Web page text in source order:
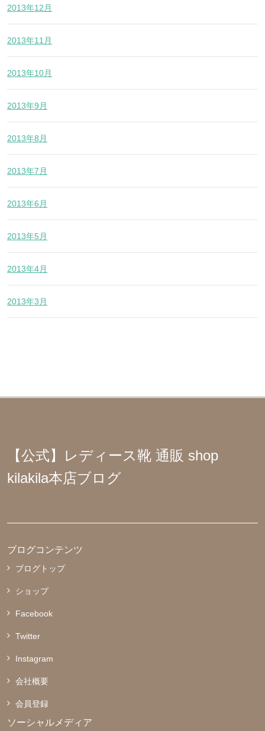
2013年12月
2013年11月
2013年10月
2013年9月
2013年8月
2013年7月
2013年6月
2013年5月
2013年4月
2013年3月
【公式】レディース靴 通販 shop
kilakila本店ブログ
ブログコンテンツ
ブログトップ
ショップ
Facebook
Twitter
Instagram
会社概要
会員登録
ソーシャルメディア